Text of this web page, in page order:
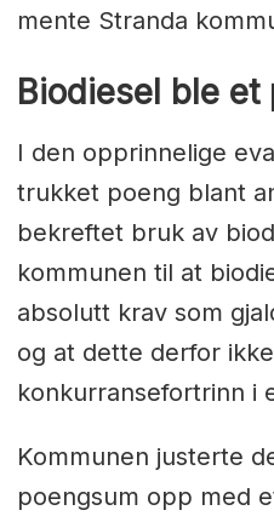
mente Stranda
Biodiesel ble et
I den opprinnelige
trukket poeng blant
bekreftet bruk av
kommunen til at
absolutt krav som
og at dette derfor
konkurransefortrinn i
Kommunen justerte
poengsum opp med